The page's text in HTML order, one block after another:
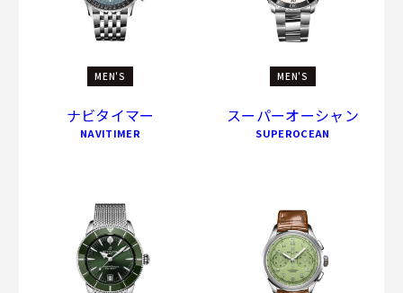
MEN'S
ナビタイマー
NAVITIMER
MEN'S
スーパーオーシャン
SUPEROCEAN